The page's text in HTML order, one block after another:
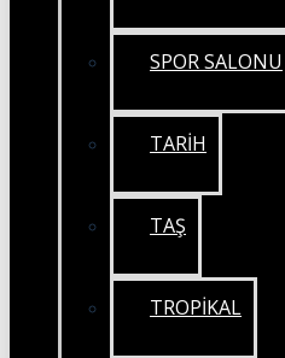
SPOR SALONU
TARİH
TAŞ
TROPİKAL